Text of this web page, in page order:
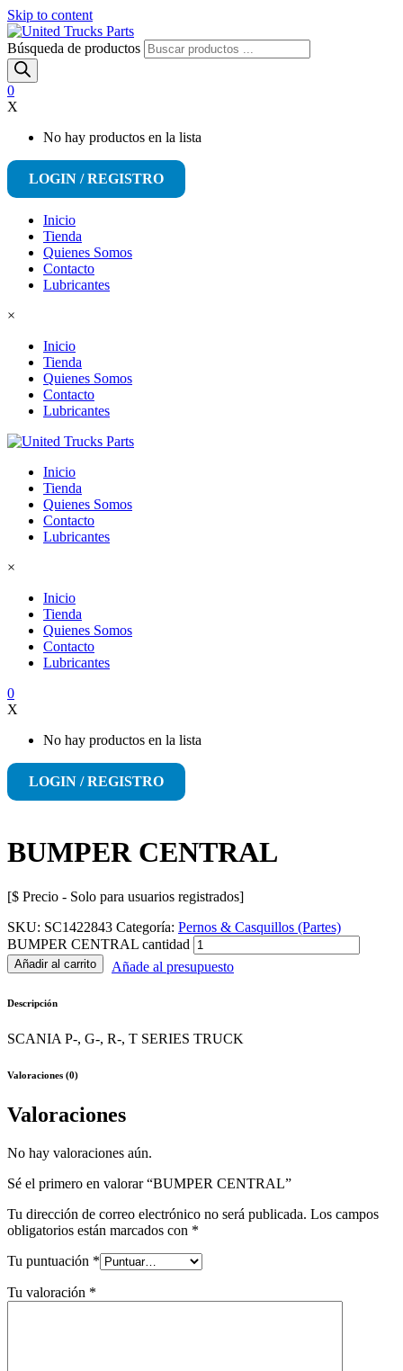
Skip to content
Búsqueda de productos
0
X
No hay productos en la lista
LOGIN / REGISTRO
Inicio
Tienda
Quienes Somos
Contacto
Lubricantes
×
Inicio
Tienda
Quienes Somos
Contacto
Lubricantes
Inicio
Tienda
Quienes Somos
Contacto
Lubricantes
×
Inicio
Tienda
Quienes Somos
Contacto
Lubricantes
0
X
No hay productos en la lista
LOGIN / REGISTRO
BUMPER CENTRAL
[$ Precio - Solo para usuarios registrados]
SKU: SC1422843 Categoría: Pernos & Casquillos (Partes)
BUMPER CENTRAL cantidad
Añadir al carrito Añade al presupuesto
Descripción
SCANIA P-, G-, R-, T SERIES TRUCK
Valoraciones (0)
Valoraciones
No hay valoraciones aún.
Sé el primero en valorar “BUMPER CENTRAL”
Tu dirección de correo electrónico no será publicada. Los campos
obligatorios están marcados con *
Tu puntuación *
Tu valoración *